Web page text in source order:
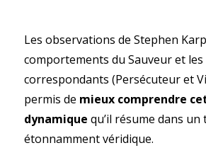
Les observations de Stephen
comportements du Sauveur et
correspondants (Persécuteur et
permis de mieux comprendre
dynamique qu’il résume dans
étonnamment véridique.